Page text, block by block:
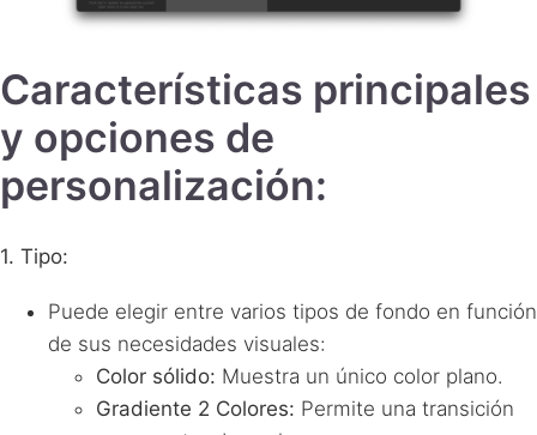
Características principales
y opciones de
personalización:
1. Tipo:
Puede elegir entre varios tipos de fondo en función
de sus necesidades visuales:
Color sólido: Muestra un único color plano.
Gradiente 2 Colores: Permite una transición